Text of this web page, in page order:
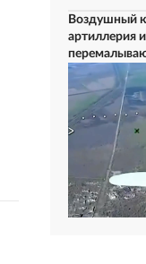
Воздушный
артиллерия